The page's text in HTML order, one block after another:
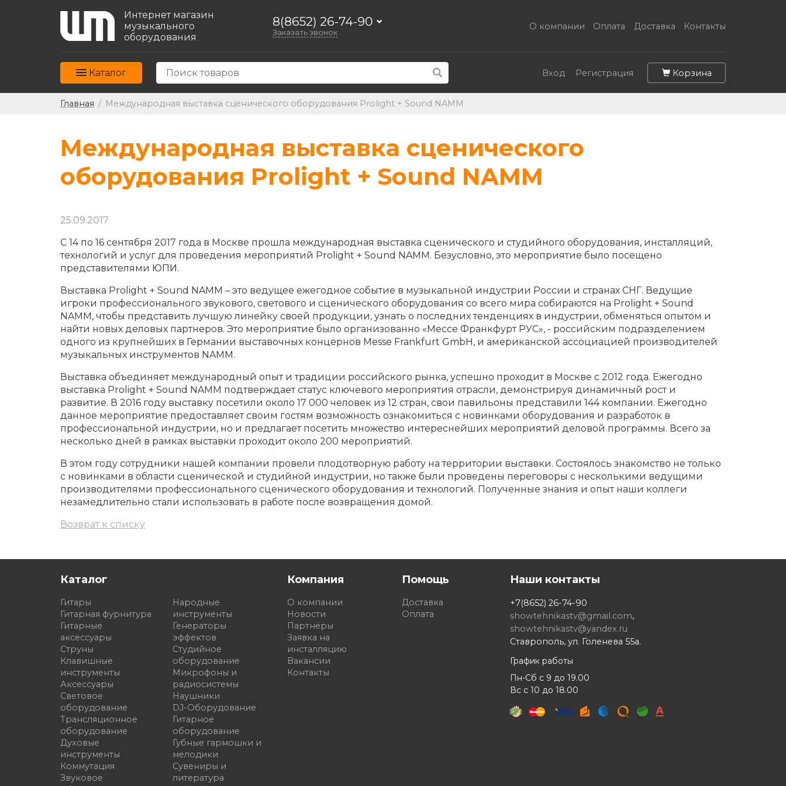
Интернет магазин
музыкального
оборудования
8(8652) 26-74-90
Заказать звонок
О компании Оплата Доставка Контакты
Каталог Вход Регистрация Корзина
Главная / Международная выставка сценического оборудования Prolight + Sound NAMM
Международная выставка сценического
оборудования Prolight + Sound NAMM
25.09.2017
С 14 по 16 сентября 2017 года в Москве прошла международная выставка сценического и студийного оборудования, инсталляций,
технологий и услуг для проведения мероприятий Prolight + Sound NAMM. Безусловно, это мероприятие было посещено
представителями ЮПИ.
Выставка Prolight + Sound NAMM – это ведущее ежегодное событие в музыкальной индустрии России и странах СНГ. Ведущие
игроки профессионального звукового, светового и сценического оборудования со всего мира собираются на Prolight + Sound
NAMM, чтобы представить лучшую линейку своей продукции, узнать о последних тенденциях в индустрии, обменяться опытом и
найти новых деловых партнеров. Это мероприятие было организованно «Мессе Франкфурт РУС», - российским подразделением
одного из крупнейших в Германии выставочных концернов Messe Frankfurt GmbH, и американской ассоциацией производителей
музыкальных инструментов NAMM.
Выставка объединяет международный опыт и традиции российского рынка, успешно проходит в Москве с 2012 года. Ежегодно
выставка Prolight + Sound NAMM подтверждает статус ключевого мероприятия отрасли, демонстрируя динамичный рост и
развитие. В 2016 году выставку посетили около 17 000 человек из 12 стран, свои павильоны представили 144 компании. Ежегодно
данное мероприятие предоставляет своим гостям возможность ознакомиться с новинками оборудования и разработок в
профессиональной индустрии, но и предлагает посетить множество интереснейших мероприятий деловой программы. Всего за
несколько дней в рамках выставки проходит около 200 мероприятий.
В этом году сотрудники нашей компании провели плодотворную работу на территории выставки. Состоялось знакомство не только
с новинками в области сценической и студийной индустрии, но также были проведены переговоры с несколькими ведущими
производителями профессионального сценического оборудования и технологий. Полученные знания и опыт наши коллеги
незамедлительно стали использовать в работе после возвращения домой.
Возврат к списку
Каталог
Гитары
Гитарная фурнитура
Гитарные
аксессуары
Струны
Клавишные
инструменты
Аксессуары
Световое
оборудование
Трансляционное
оборудование
Духовые
инструменты
Коммутация
Звуковое
Народные
инструменты
Генераторы
эффектов
Студийное
оборудование
Микрофоны и
радиосистемы
Наушники
DJ-Оборудование
Гитарное
оборудование
Губные гармошки и
мелодики
Сувениры и
литература
Компания
О компании
Новости
Партнёры
Заявка на
инсталляцию
Вакансии
Контакты
Помощь
Доставка
Оплата
Наши контакты
+7(8652) 26-74-90
showtehnikastv@gmail.com,
showtehnikastv@yandex.ru
Ставрополь, ул. Голенева 55а.
График работы
Пн-Сб с 9 до 19.00
Вс с 10 до 18.00